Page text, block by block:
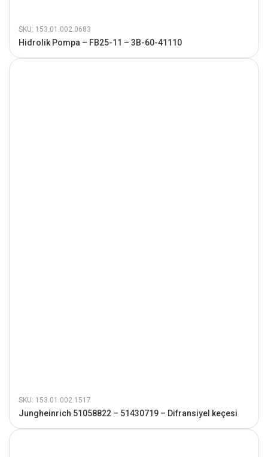
SKU: 153.01.002.0683
Hidrolik Pompa – FB25-11 – 3B-60-41110
SKU: 153.01.002.1517
Jungheinrich 51058822 – 51430719 – Difransiyel keçesi